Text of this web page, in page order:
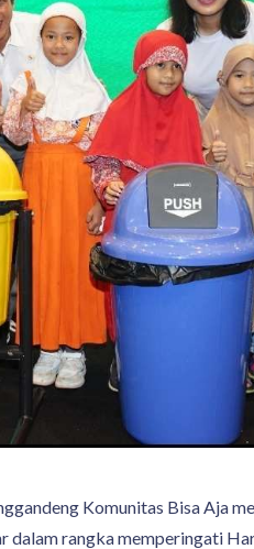
Komunitas Bisa Aja
rangka memperingati